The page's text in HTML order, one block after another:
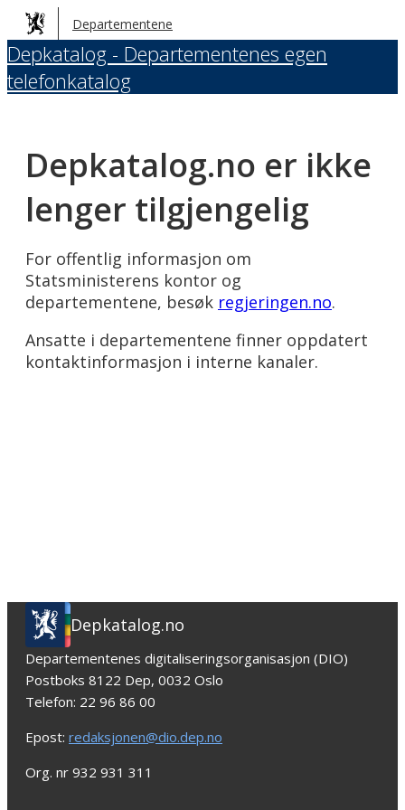
Hopp
til
hovedinnhold
Departementene
Depkatalog - Departementenes egen
telefonkatalog
Depkatalog.no er ikke
lenger tilgjengelig
For offentlig informasjon om
Statsministerens kontor og
departementene, besøk regjeringen.no.
Ansatte i departementene finner oppdatert
kontaktinformasjon i interne kanaler.
Depkatalog.no
Departementenes digitaliseringsorganisasjon (DIO)
Postboks 8122 Dep, 0032 Oslo
Telefon: 22 96 86 00
Epost: redaksjonen@dio.dep.no
Org. nr 932 931 311